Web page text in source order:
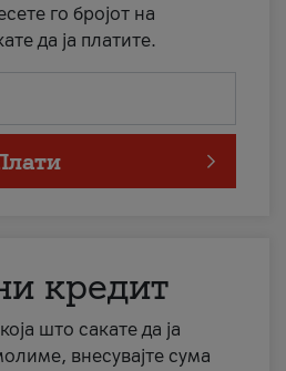
го бројот на
да ја платите.
кредит
што сакате да ја
внесувајте сума